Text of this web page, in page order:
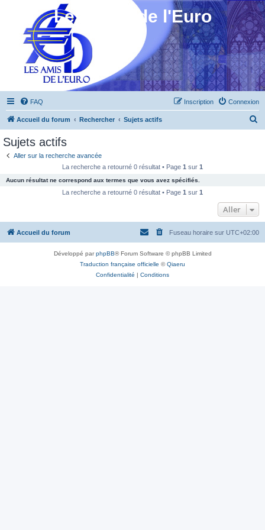
Les Amis de l'Euro
FAQ Connexion
Inscription
Accueil du forum Rechercher Sujets actifs
c
e
Sujets actifs
Aller sur la recherche avancée
La recherche a retourné 0 résultat • Page 1 sur 1
Aucun résultat ne correspond aux termes que vous avez spécifiés.
La recherche a retourné 0 résultat • Page 1 sur 1
Aller
Accueil du forum Fuseau horaire sur UTC+02:00
Développé parphpBB® Forum Software © phpBB Limited
Traduction française officielle ©Qiaeru
Confidentialité | Conditions